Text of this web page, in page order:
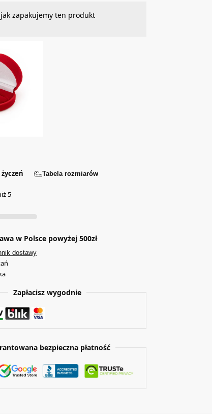
zapakujemy ten produkt
Tabela rozmiarów
5
w Polsce powyżej 500zł
dostawy
Zapłacisz wygodnie
bezpieczna płatność